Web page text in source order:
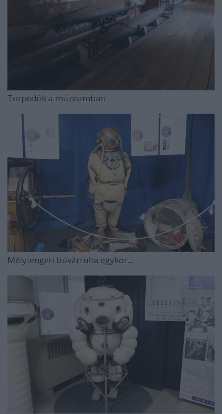
Torpedók a múzeumban
Mélytengeri búvárruha egykor...